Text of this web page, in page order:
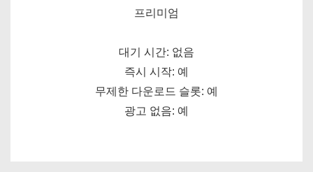
프리미엄
대기 시간: 없음
즉시 시작: 예
무제한 다운로드 슬롯: 예
광고 없음: 예